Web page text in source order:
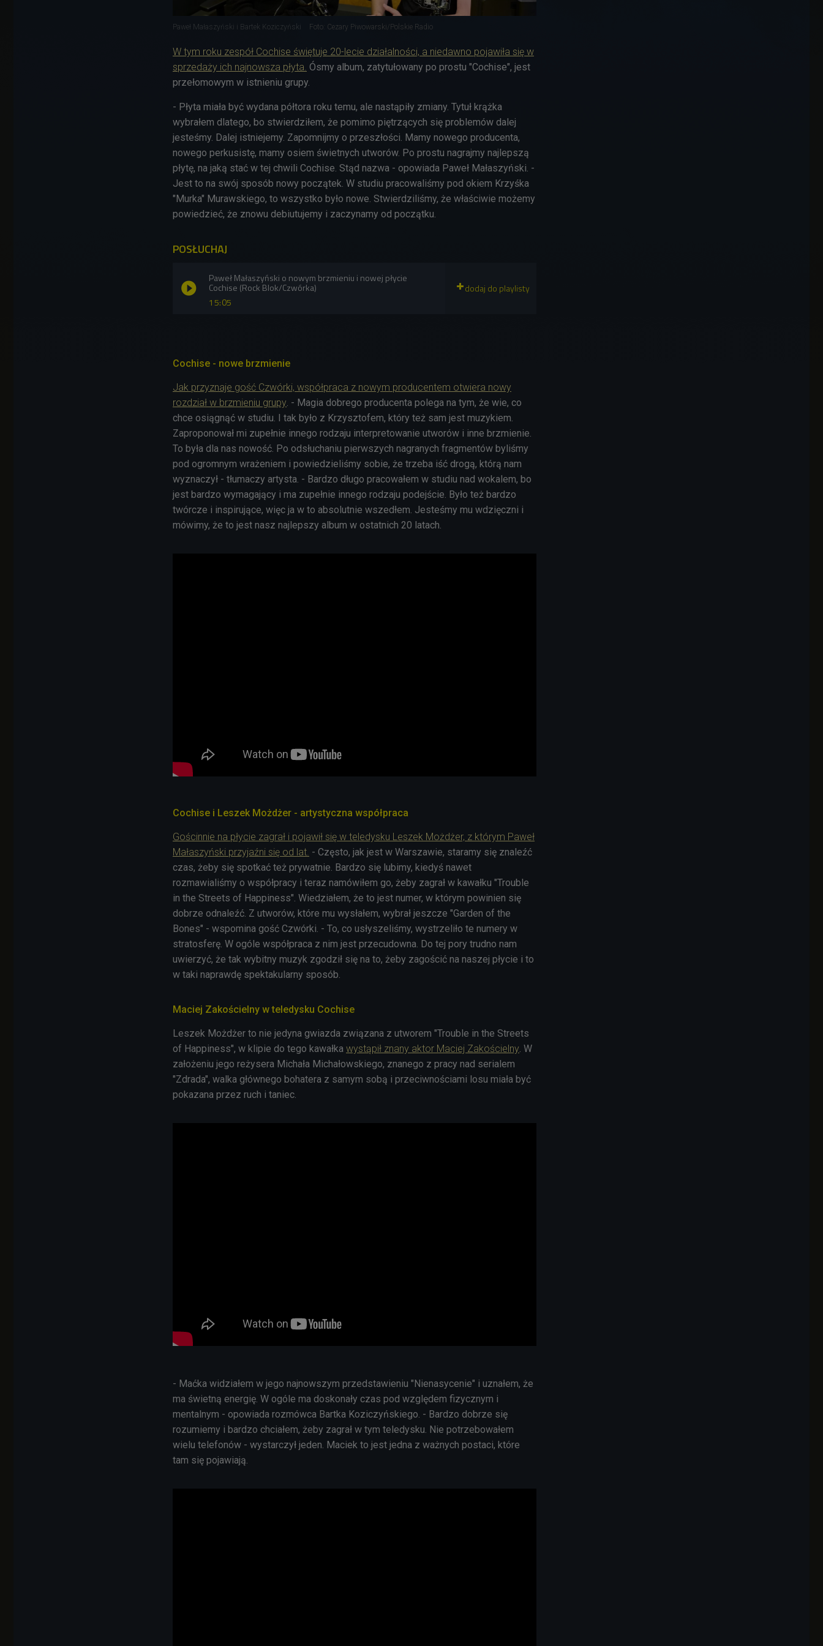
Paweł Małaszyński i Bartek Koziczyński Foto: Cezary Piwowarski/Polskie Radio
W tym roku zespół Cochise świętuje 20-lecie działalności, a niedawno pojawiła się w
sprzedaży ich najnowsza płyta. Ósmy album, zatytułowany po prostu "Cochise", jest
przełomowym w istnieniu grupy.
- Płyta miała być wydana półtora roku temu, ale nastąpiły zmiany. Tytuł krążka
wybrałem dlatego, bo stwierdziłem, że pomimo piętrzących się problemów dalej
jesteśmy. Dalej istniejemy. Zapomnijmy o przeszłości. Mamy nowego producenta,
nowego perkusistę, mamy osiem świetnych utworów. Po prostu nagrajmy najlepszą
płytę, na jaką stać w tej chwili Cochise. Stąd nazwa - opowiada Paweł Małaszyński. -
Jest to na swój sposób nowy początek. W studiu pracowaliśmy pod okiem Krzyśka
"Murka" Murawskiego, to wszystko było nowe. Stwierdziliśmy, że właściwie możemy
powiedzieć, że znowu debiutujemy i zaczynamy od początku.
POSŁUCHAJ
15:05
Paweł Małaszyński o nowym brzmieniu i nowej płycie
Cochise (Rock Blok/Czwórka)
Cochise - nowe brzmienie
Jak przyznaje gość Czwórki, współpraca z nowym producentem otwiera nowy
rozdział w brzmieniu grupy. - Magia dobrego producenta polega na tym, że wie, co
chce osiągnąć w studiu. I tak było z Krzysztofem, który też sam jest muzykiem.
Zaproponował mi zupełnie innego rodzaju interpretowanie utworów i inne brzmienie.
To była dla nas nowość. Po odsłuchaniu pierwszych nagranych fragmentów byliśmy
pod ogromnym wrażeniem i powiedzieliśmy sobie, że trzeba iść drogą, którą nam
wyznaczył - tłumaczy artysta. - Bardzo długo pracowałem w studiu nad wokalem, bo
jest bardzo wymagający i ma zupełnie innego rodzaju podejście. Było też bardzo
twórcze i inspirujące, więc ja w to absolutnie wszedłem. Jesteśmy mu wdzięczni i
mówimy, że to jest nasz najlepszy album w ostatnich 20 latach.
Cochise i Leszek Możdżer - artystyczna współpraca
Gościnnie na płycie zagrał i pojawił się w teledysku Leszek Możdżer, z którym Paweł
Małaszyński przyjaźni się od lat. - Często, jak jest w Warszawie, staramy się znaleźć
czas, żeby się spotkać też prywatnie. Bardzo się lubimy, kiedyś nawet
rozmawialiśmy o współpracy i teraz namówiłem go, żeby zagrał w kawałku "Trouble
in the Streets of Happiness". Wiedziałem, że to jest numer, w którym powinien się
dobrze odnaleźć. Z utworów, które mu wysłałem, wybrał jeszcze "Garden of the
Bones" - wspomina gość Czwórki. - To, co usłyszeliśmy, wystrzeliło te numery w
stratosferę. W ogóle współpraca z nim jest przecudowna. Do tej pory trudno nam
uwierzyć, że tak wybitny muzyk zgodził się na to, żeby zagościć na naszej płycie i to
w taki naprawdę spektakularny sposób.
Maciej Zakościelny w teledysku Cochise
Leszek Możdżer to nie jedyna gwiazda związana z utworem "Trouble in the Streets
of Happiness", w klipie do tego kawałka wystąpił znany aktor Maciej Zakościelny. W
założeniu jego reżysera Michała Michałowskiego, znanego z pracy nad serialem
"Zdrada", walka głównego bohatera z samym sobą i przeciwnościami losu miała być
pokazana przez ruch i taniec.
- Maćka widziałem w jego najnowszym przedstawieniu "Nienasycenie" i uznałem, że
ma świetną energię. W ogóle ma doskonały czas pod względem fizycznym i
mentalnym - opowiada rozmówca Bartka Koziczyńskiego. - Bardzo dobrze się
rozumiemy i bardzo chciałem, żeby zagrał w tym teledysku. Nie potrzebowałem
wielu telefonów - wystarczył jeden. Maciek to jest jedna z ważnych postaci, które
tam się pojawiają.